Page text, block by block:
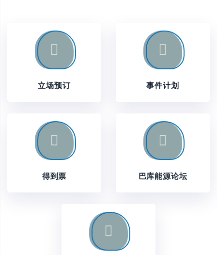
立场预订 事件计划
得到票 巴库能源论坛